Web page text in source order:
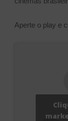
Aperte o play e